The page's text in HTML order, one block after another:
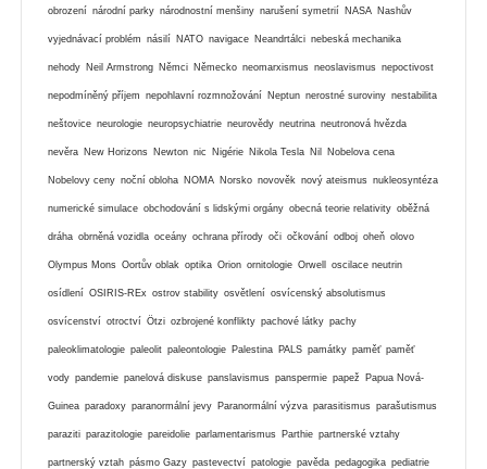
obrození národní parky národnostní menšiny narušení symetrií NASA Nashův
vyjednávací problém násilí NATO navigace Neandrtálci nebeská mechanika
nehody Neil Armstrong Němci Německo neomarxismus neoslavismus nepoctivost
nepodmíněný příjem nepohlavní rozmnožování Neptun nerostné suroviny nestabilita
neštovice neurologie neuropsychiatrie neurovědy neutrina neutronová hvězda
nevěra New Horizons Newton nic Nigérie Nikola Tesla Nil Nobelova cena
Nobelovy ceny noční obloha NOMA Norsko novověk nový ateismus nukleosyntéza
numerické simulace obchodování s lidskými orgány obecná teorie relativity oběžná
dráha obrněná vozidla oceány ochrana přírody oči očkování odboj oheň olovo
Olympus Mons Oortův oblak optika Orion ornitologie Orwell oscilace neutrin
osídlení OSIRIS-REx ostrov stability osvětlení osvícenský absolutismus
osvícenství otroctví Ötzi ozbrojené konflikty pachové látky pachy
paleoklimatologie paleolit paleontologie Palestina PALS památky paměť paměť
vody pandemie panelová diskuse panslavismus panspermie papež Papua Nová-
Guinea paradoxy paranormální jevy Paranormální výzva parasitismus parašutismus
paraziti parazitologie pareidolie parlamentarismus Parthie partnerské vztahy
partnerský vztah pásmo Gazy pastevectví patologie pavěda pedagogika pediatrie